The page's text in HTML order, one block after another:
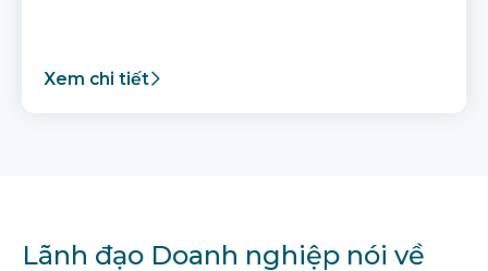
Xem chi tiết
Lãnh đạo Doanh nghiệp nói về